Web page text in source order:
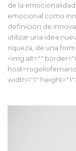
de la
emocional como
definición de
utilizar una idea
riqueza, de una
<img alt=""
width="1"